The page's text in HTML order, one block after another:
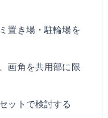
置き場・駐輪場を
画角を共用部に限
ットで検討する